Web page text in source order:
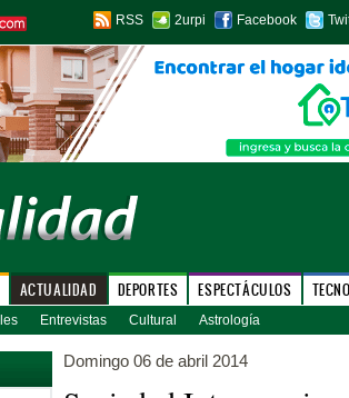
RSS 2urpi Facebook
ACTUALIDAD DEPORTES ESPECTÁCULOS
Entrevistas Cultural Astrología
Domingo 06 de abril 2014